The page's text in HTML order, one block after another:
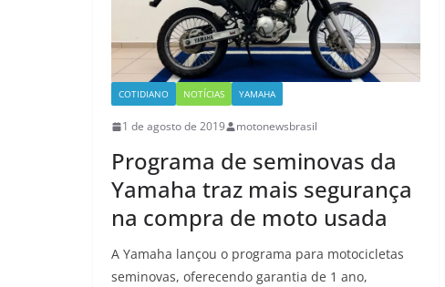
COTIDIANO NOTÍCIAS YAMAHA
1 de agosto de 2019 motonewsbrasil
Programa de seminovas da
Yamaha traz mais segurança
na compra de moto usada
A Yamaha lançou o programa para motocicletas
seminovas, oferecendo garantia de 1 ano,